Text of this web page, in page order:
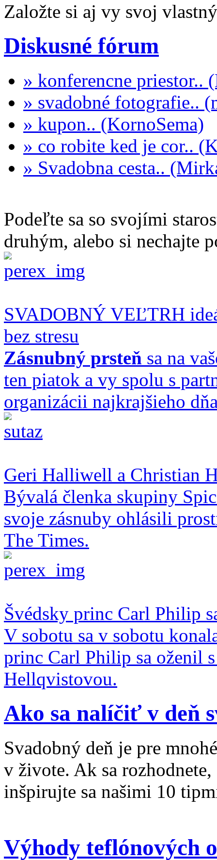
Založte si aj vy svoj
Diskusné fórum
» konferencne priestor..
» svadobné fotografie..
» kupon.. (KornoSema)
» co robite ked je cor..
» Svadobna cesta..
Podeľte sa so svojími
druhým, alebo si nechajte
SVADOBNÝ VEĽTRH
bez stresu
Zásnubný prsteň sa na
ten piatok a vy spolu s
organizácii najkrajšieho
Geri Halliwell a Christian
Bývalá členka skupiny
svoje zásnuby ohlásili
The Times.
Švédsky princ Carl Philip
V sobotu sa v sobotu
princ Carl Philip sa oženil
Hellqvistovou.
Ako sa nalíčiť v deň
Svadobný deň je pre
v živote. Ak sa
inšpirujte sa našimi 10
Výhody teflónových